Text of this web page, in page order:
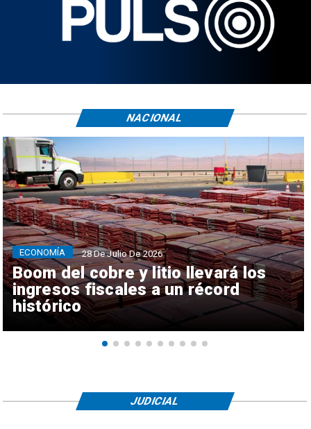
Boom del cobre y litio llevará los
ingresos fiscales a un récord
histórico
ECONOMÍA 28 De Julio De 2026
NACIONAL
JUDICIAL